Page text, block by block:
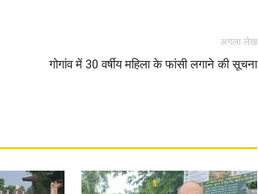
अगला लेख
गोगांव में 30 वर्षीय महिला के फांसी लगाने की सूचना